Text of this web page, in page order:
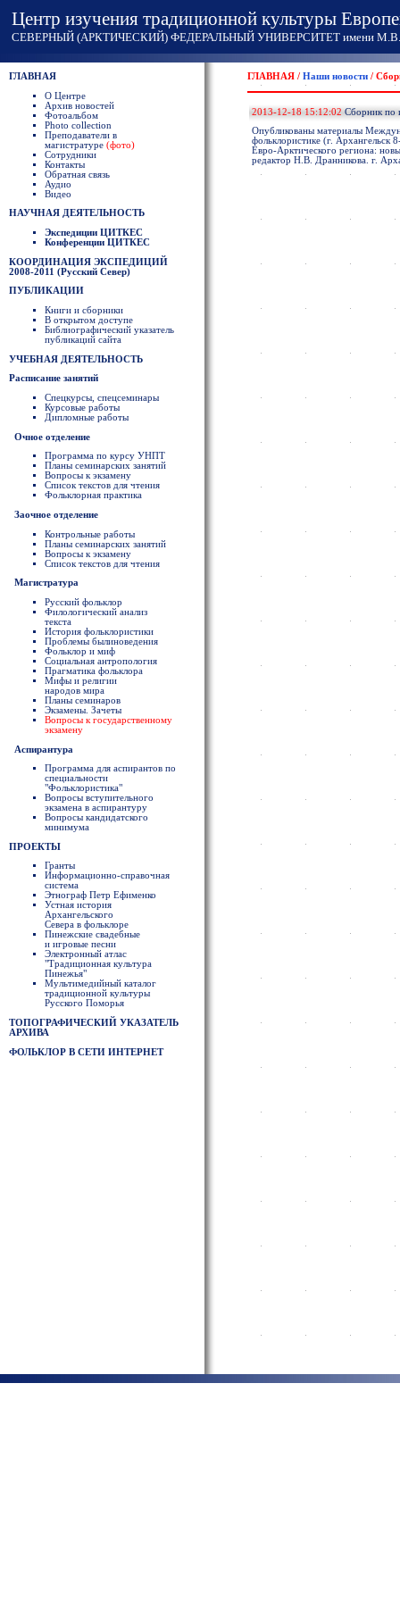
Центр изучения традиционной культуры
СЕВЕРНЫЙ (АРКТИЧЕСКИЙ) ФЕДЕРАЛЬНЫЙ УНИВЕРСИТЕТ имени М.В.
ГЛАВНАЯ
О Центре
Архив новостей
Фотоальбом
Photo collection
Преподаватели в
магистратуре (фото)
Сотрудники
Контакты
Обратная связь
Аудио
Видео
НАУЧНАЯ ДЕЯТЕЛЬНОСТЬ
Экспедиции ЦИТКЕС
Конференции ЦИТКЕС
КООРДИНАЦИЯ ЭКСПЕДИЦИЙ
2008-2011 (Русский Север)
ПУБЛИКАЦИИ
Книги и сборники
В открытом доступе
Библиографический указатель
публикаций сайта
УЧЕБНАЯ ДЕЯТЕЛЬНОСТЬ
Расписание занятий
Спецкурсы, спецсеминары
Курсовые работы
Дипломные работы
Очное отделение
Программа по курсу УНПТ
Планы семинарских занятий
Вопросы к экзамену
Список текстов для чтения
Фольклорная практика
Заочное отделение
Контрольные работы
Планы семинарских занятий
Вопросы к экзамену
Список текстов для чтения
Магистратура
Русский фольклор
Филологический анализ
текста
История фольклористики
Проблемы былиноведения
Фольклор и миф
Социальная антропология
Прагматика фольклора
Мифы и религии
народов мира
Планы семинаров
Экзамены. Зачеты
Вопросы к государственному
экзамену
Аспирантура
Программа для аспирантов по
специальности
"Фольклористика"
Вопросы вступительного
экзамена в аспирантуру
Вопросы кандидатского
минимума
ПРОЕКТЫ
Гранты
Информационно-справочная
система
Этнограф Петр Ефименко
Устная история
Архангельского
Севера в фольклоре
Пинежские свадебные
и игровые песни
Электронный атлас
"Традиционная культура
Пинежья"
Мультимедийный каталог
традиционной культуры
Русского Поморья
ТОПОГРАФИЧЕСКИЙ УКАЗАТЕЛЬ
АРХИВА
ФОЛЬКЛОР В СЕТИ ИНТЕРНЕТ
ГЛАВНАЯ / Наши новости /
2013-12-18 15:12:02 Сборник по
Опубликованы материалы
фольклористике (г. Архангельск
Евро-Арктического региона:
редактор Н.В. Дранникова. г.